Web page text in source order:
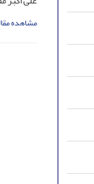
مشاهده